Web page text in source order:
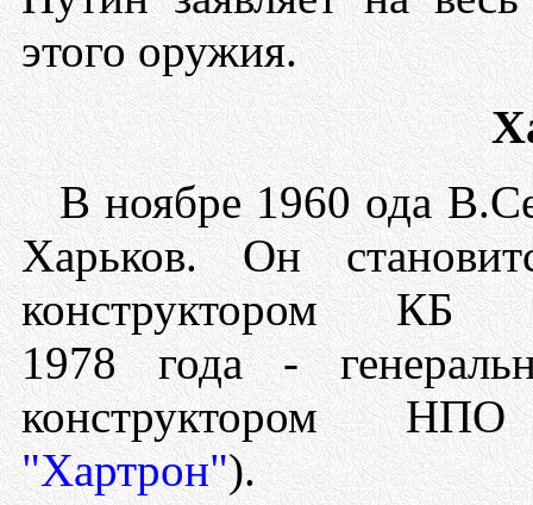
этого оружия.
В ноябре 1960 ода
Харьков. Он
конструктором КБ
1978 года -
конструктором
"Хартрон").